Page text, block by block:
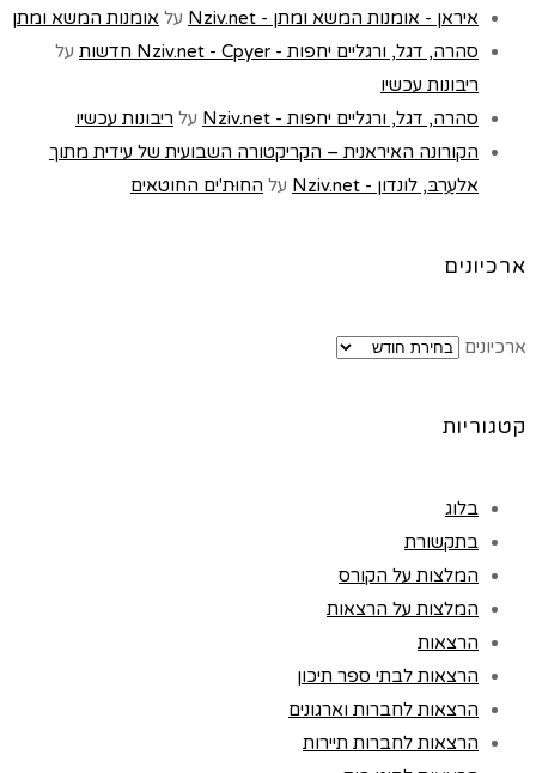
איראן - אומנות המשא ומתן - Nziv.net
על אומנות המשא ומתן
סהרה, דגל, ורגליים יחפות - Nziv.net - Cpyer חדשות
על
ריבונות עכשיו
סהרה, דגל, ורגליים יחפות - Nziv.net
על ריבונות עכשיו
הקורונה האיראנית – הקריקטורה השבועית של עידית מתוך
אלעַרַבּ, לונדון - Nziv.net
על החוּת'ים החוטאים
ארכיונים
ארכיונים
קטגוריות
בלוג
בתקשורת
המלצות על הקורס
המלצות על הרצאות
הרצאות
הרצאות לבתי ספר תיכון
הרצאות לחברות וארגונים
הרצאות לחברות תיירות